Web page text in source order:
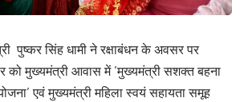
पुष्कर सिंह धामी ने रक्षाबंधन के अवसर पर
को मुख्यमंत्री आवास में ’मुख्यमंत्री सशक्त बहना
एवं मुख्यमंत्री महिला स्वयं सहायता समूह